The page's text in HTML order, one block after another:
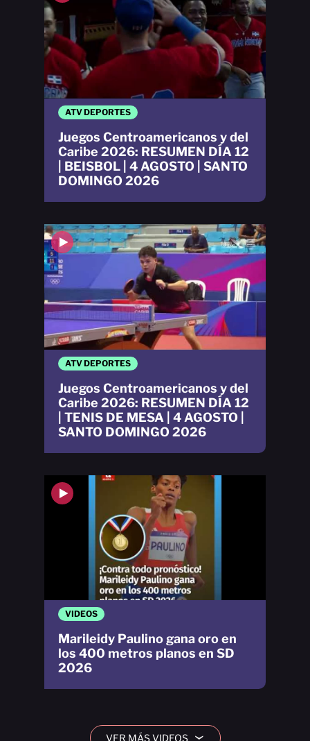
VIDEOS
Marileidy Paulino gana oro en
los 400 metros planos en SD
2026
ATV DEPORTES
Juegos Centroamericanos y del
Caribe 2026: RESUMEN DÍA 12
| TENIS DE MESA | 4 AGOSTO |
SANTO DOMINGO 2026
ATV DEPORTES
Juegos Centroamericanos y del
Caribe 2026: RESUMEN DÍA 12
| BEISBOL | 4 AGOSTO | SANTO
DOMINGO 2026
VER MÁS VIDEOS ›